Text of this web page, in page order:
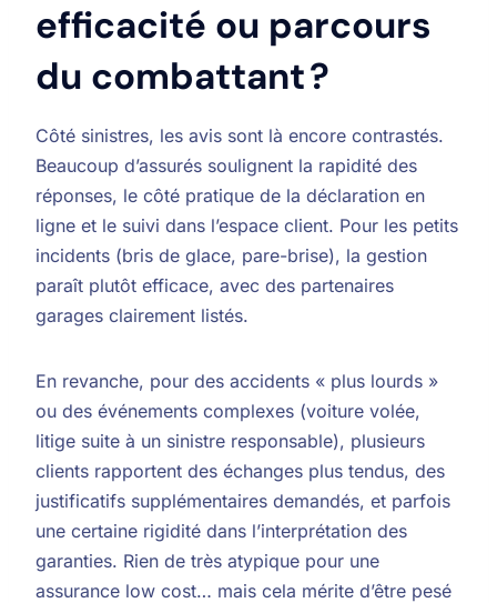
efficacité ou parcours
du combattant ?
Côté sinistres, les avis sont là encore contrastés.
Beaucoup d’assurés soulignent la rapidité des
réponses, le côté pratique de la déclaration en
ligne et le suivi dans l’espace client. Pour les petits
incidents (bris de glace, pare-brise), la gestion
paraît plutôt efficace, avec des partenaires
garages clairement listés.
En revanche, pour des accidents « plus lourds »
ou des événements complexes (voiture volée,
litige suite à un sinistre responsable), plusieurs
clients rapportent des échanges plus tendus, des
justificatifs supplémentaires demandés, et parfois
une certaine rigidité dans l’interprétation des
garanties. Rien de très atypique pour une
assurance low cost… mais cela mérite d’être pesé